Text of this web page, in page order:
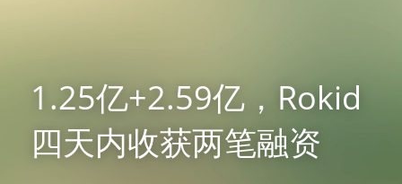
1.25亿+2.59亿，Rokid
四天内收获两笔融资